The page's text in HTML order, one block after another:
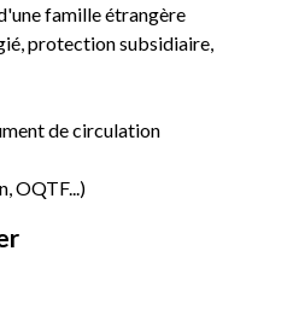
famille étrangère
protection subsidiaire,
de circulation
OQTF...)